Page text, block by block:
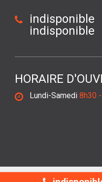
indisponible
indisponible
HORAIRE
Lundi-Samedi 8h30
©2018 Tout droit réservé -